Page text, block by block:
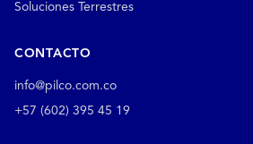
Soluciones Terrestres
CONTACTO
info@pilco.com.co
+57 (602) 395 45 19